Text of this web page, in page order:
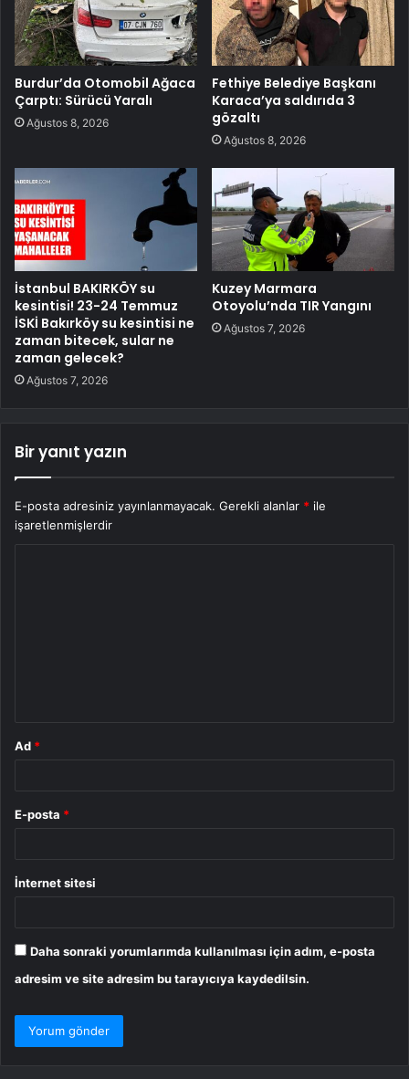
Burdur’da Otomobil Ağaca
Çarptı: Sürücü Yaralı
Ağustos 8, 2026
Fethiye Belediye Başkanı
Karaca’ya saldırıda 3
gözaltı
Ağustos 8, 2026
İstanbul BAKIRKÖY su
kesintisi! 23-24 Temmuz
İSKİ Bakırköy su kesintisi ne
zaman bitecek, sular ne
zaman gelecek?
Ağustos 7, 2026
Kuzey Marmara
Otoyolu’nda TIR Yangını
Ağustos 7, 2026
Bir yanıt yazın
E-posta adresiniz yayınlanmayacak. Gerekli alanlar * ile
işaretlenmişlerdir
Ad *
E-posta *
İnternet sitesi
Daha sonraki yorumlarımda kullanılması için adım, e-posta
adresim ve site adresim bu tarayıcıya kaydedilsin.